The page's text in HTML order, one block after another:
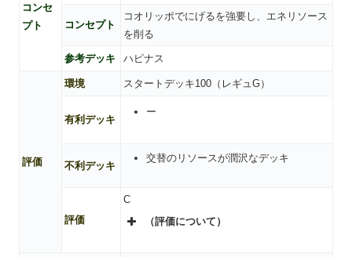
コンセ
プト
コンセプト
コオリッポでにげるを強要し、エネリソース
を削る
参考デッキ ハピナス
評価
環境 スタートデッキ100（レギュG）
有利デッキ
ー
不利デッキ
交替のリソースが潤沢なデッキ
評価
C
（評価について）